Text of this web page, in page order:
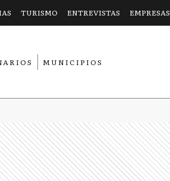
TURISMO ENTREVISTAS
MUNICIPIOS